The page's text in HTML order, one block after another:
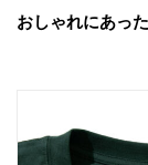
おしゃれにあっ